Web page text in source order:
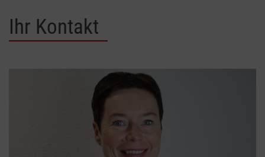
Ihr Kontakt